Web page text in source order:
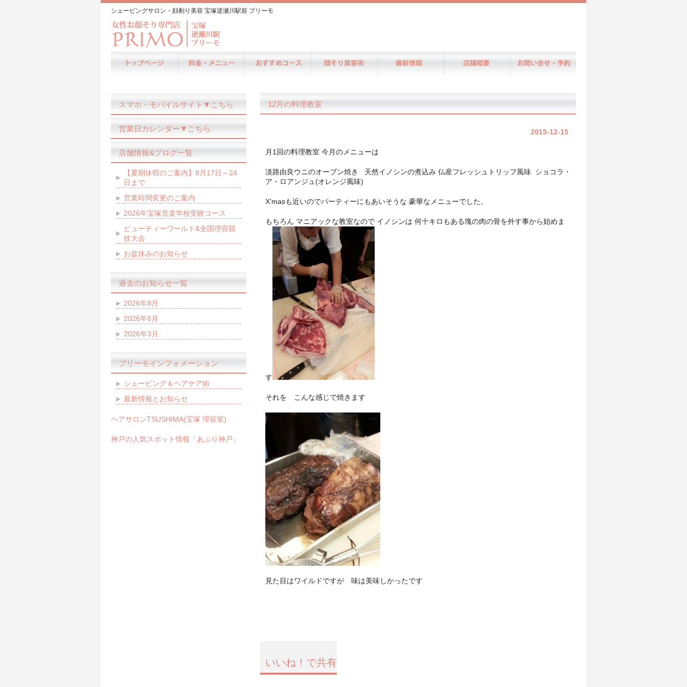
シェービングサロン・顔剃り美容 宝塚逆瀬川駅前 プリーモ
12月の料理教室
2015-12-15
月1回の料理教室 今月のメニューは
淡路由良ウニのオーブン焼き 天然イノシンの煮込み 仏産フレッシュトリッフ風味 ショコラ・
ア・ロアンジュ(オレンジ風味)
X’masも近いのでパーティーにもあいそうな 豪華なメニューでした。
もちろん マニアックな教室なので イノシンは 何十キロもある塊の肉の骨を外す事から始めま
す
それを こんな感じで焼きます
見た目はワイルドですが 味は美味しかったです
いいね！で共有
スマホ・モバイルサイト▼こちら
営業日カレンダー▼こちら
店舗情報&ブログ一覧
【夏期休暇のご案内】8月17日～24
日まで
営業時間変更のご案内
2026年宝塚音楽学校受験コース
ビューティーワールド&全国理容競
技大会
お盆休みのお知らせ
過去のお知らせ一覧
2026年8月
2026年6月
2026年3月
プリーモインフォメーション
シェービング＆ヘアケア術
最新情報とお知らせ
ヘアサロンTSUSHIMA(宝塚 理容室)
神戸の人気スポット情報「あぷり神戸」